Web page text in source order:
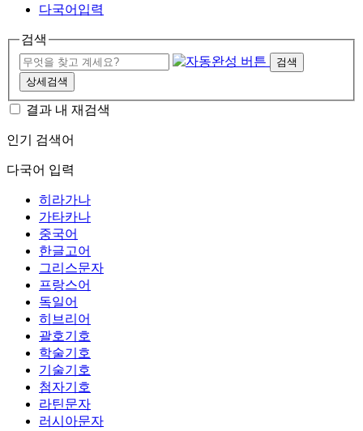
다국어입력
검색
검색
상세검색
결과 내 재검색
인기 검색어
다국어 입력
히라가나
가타카나
중국어
한글고어
그리스문자
프랑스어
독일어
히브리어
괄호기호
학술기호
기술기호
첨자기호
라틴문자
러시아문자